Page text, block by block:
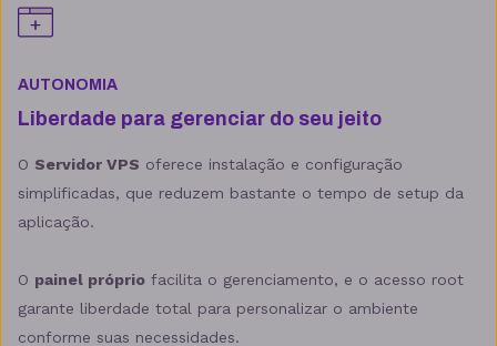
AUTONOMIA
Liberdade para gerenciar do seu jeito
O Servidor VPS oferece instalação e configuração
simplificadas, que reduzem bastante o tempo de setup da
aplicação.
O painel próprio facilita o gerenciamento, e o acesso root
garante liberdade total para personalizar o ambiente
conforme suas necessidades.